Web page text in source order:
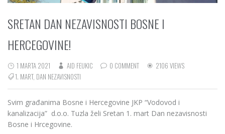
SRETAN DAN NEZAVISNOSTI BOSNE I
HERCEGOVINE!
1 MARTA 2021 AID FEUKIC 0 COMMENT
2106 VIEWS
1. MART, DAN NEZAVISNOSTI
Svim građanima Bosne i Hercegovine JKP “Vodovod i
kanalizacija” d.o.o. Tuzla želi Sretan 1. mart Dan nezavisnosti
Bosne i Hrcegovine.